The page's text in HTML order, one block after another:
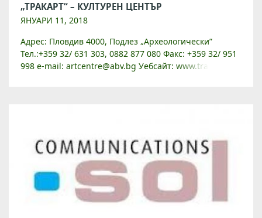
„ТРАКАРТ“ – КУЛТУРЕН ЦЕНТЪР
ЯНУАРИ 11, 2018
Адрес: Пловдив 4000, Подлез „Археологически”
Тел.:+359 32/ 631 303, 0882 877 080 Факс: +359 32/ 951
998 e-mail: artcentre@abv.bg Уебсайт: www.trakart.org